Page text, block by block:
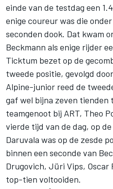
einde van de testdag een
enige coureur was die
seconden dook. Dat kwam
Beckmann als enige rijder
Ticktum bezet op de
tweede positie, gevolgd
Alpine-junior reed de
gaf wel bijna zeven tienden
teamgenoot bij ART, Theo
vierde tijd van de dag, op
Daruvala was op de zesde
binnen een seconde van
Drugovich, Jüri Vips, Oscar
top-tien voltooiden.